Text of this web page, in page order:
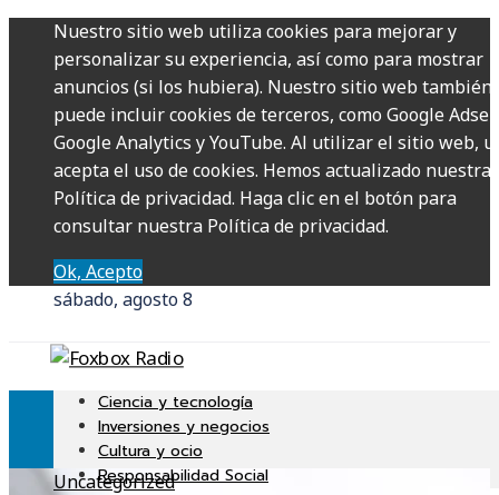
Nuestro sitio web utiliza cookies para mejorar y
personalizar su experiencia, así como para mostrar
anuncios (si los hubiera). Nuestro sitio web también
puede incluir cookies de terceros, como Google
Google Analytics y YouTube. Al utilizar el sitio web,
acepta el uso de cookies. Hemos actualizado nuestra
Política de privacidad. Haga clic en el botón para
consultar nuestra Política de privacidad.
Ok, Acepto
sábado, agosto 8
Ciencia y tecnología
Inversiones y negocios
Cultura y ocio
Responsabilidad Social
Uncategorized